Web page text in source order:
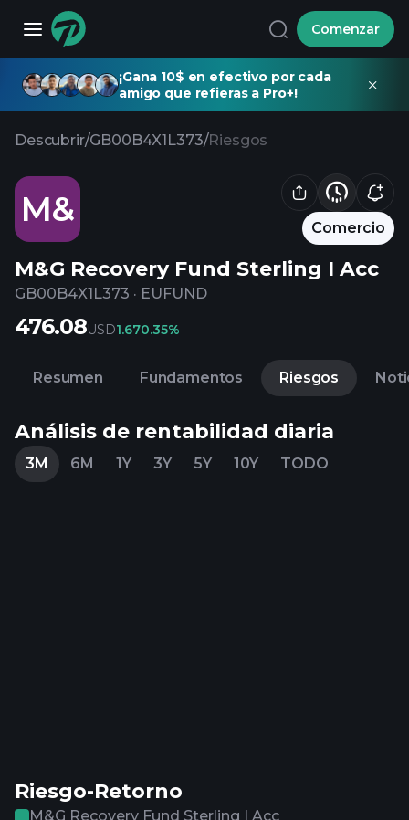
Comenzar
¡Gana 10$ en efectivo por cada
amigo que refieras a Pro+!
Descubrir/GB00B4X1L373/Riesgos
M& Comercio
M&G Recovery Fund Sterling I Acc
GB00B4X1L373 · EUFUND
476.08USD1.670.35%
Resumen Fundamentos Riesgos
Análisis de rentabilidad diaria
3M 6M 1Y 3Y 5Y 10Y TODO
Riesgo-Retorno
M&G Recovery Fund Sterling I Acc